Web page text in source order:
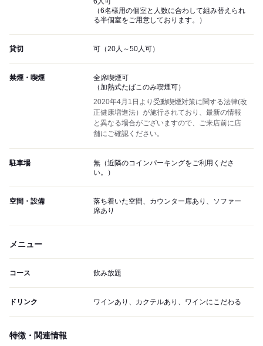
（6名様用の個室と人数に合わして組み替えられ
る半個室をご用意しております。）
貸切 可（20人～50人可）
禁煙・喫煙
全席喫煙可
（加熱式たばこのみ喫煙可）
2020年4月1日より受動喫煙対策に関する法律(改
正健康増進法）が施行されており、最新の情報
と異なる場合がございますので、ご来店前に店
舗にご確認ください。
駐車場
無（近隣のコインパーキングをご利用くださ
い。）
空間・設備
落ち着いた空間、カウンター席あり、ソファー
席あり
メニュー
コース 飲み放題
ドリンク ワインあり、カクテルあり、ワインにこだわる
特徴・関連情報